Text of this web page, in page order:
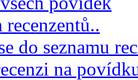
recenzentů..
do seznamu
na